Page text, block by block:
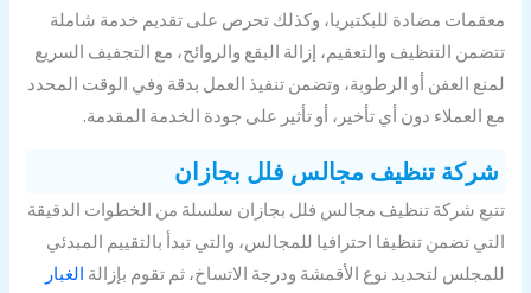
مضادة للبكتيريا، وكذلك تحرص على تقديم خدمة شاملة
التنظيف والتعقيم، إزالة البقع والروائح، مع التجفيف السريع
العفن أو الرطوبة، وتضمن تنفيذ العمل بدقة وفي الوقت المحدد
العملاء دون أي تأخير، أو تأثير على جودة الخدمة المقدمة.
تنظيف مجالس فلل بجازان
شركة تنظيف مجالس فلل بجازان سلسلة من الخطوات الدقيقة
تضمن تنظيفا احترافيا للمجالس، والتي تبدأ بالتقييم المبدئي
لتحديد نوع الأقمشة ودرجة الاتساخ، ثم تقوم بإزالةالغبار